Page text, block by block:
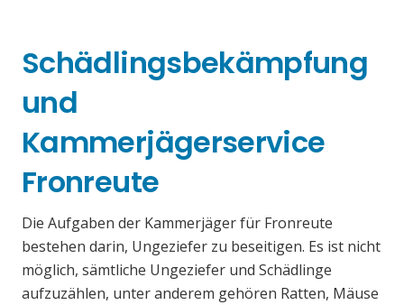
Schädlingsbekämpfung
und
Kammerjägerservice
Fronreute
Die Aufgaben der Kammerjäger für Fronreute
bestehen darin, Ungeziefer zu beseitigen. Es ist nicht
möglich, sämtliche Ungeziefer und Schädlinge
aufzuzählen, unter anderem gehören Ratten, Mäuse